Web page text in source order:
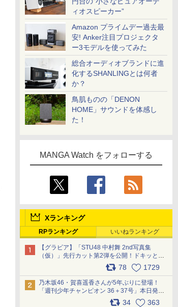
ィオスピーカー”
Amazon プライムデー過去最
安! Anker注目プロジェクタ
ー3モデルを使ってみた
総合オーディオブランドに進
化するSHANLINGとは何者
か？
鳥肌ものの「DENON
HOME」サウンドを体感し
た！
MANGA Watch をフォローする
Xランキング
RPランキング いいねランキング
【グラビア】「STU48 中村舞 2nd写真集
（仮）」先行カット第2弾を公開！ドキッとす
るランジェリーカットなど新たな挑戦
78 1729
乃木坂46・賀喜遥香さんが5年ぶりに登場！
「週刊少年チャンピオン 36＋37号」本日発
売 pic.x.com/2Mo85ZlRvK
34 363